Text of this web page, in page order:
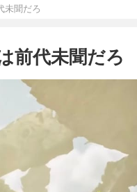
未聞だろ
前代未聞だろ